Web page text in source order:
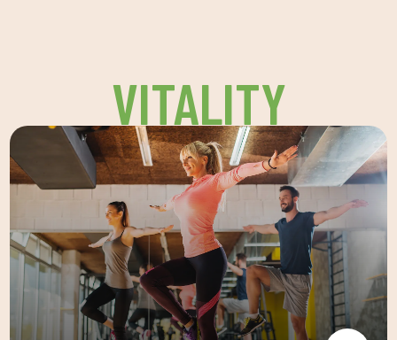
VITALITY